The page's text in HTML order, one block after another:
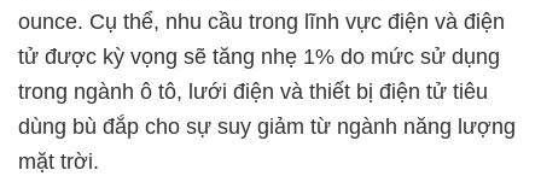
ounce. Cụ thể, nhu cầu trong lĩnh vực điện và điện
tử được kỳ vọng sẽ tăng nhẹ 1% do mức sử dụng
trong ngành ô tô, lưới điện và thiết bị điện tử tiêu
dùng bù đắp cho sự suy giảm từ ngành năng lượng
mặt trời.